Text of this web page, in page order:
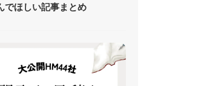
でほしい記事まとめ